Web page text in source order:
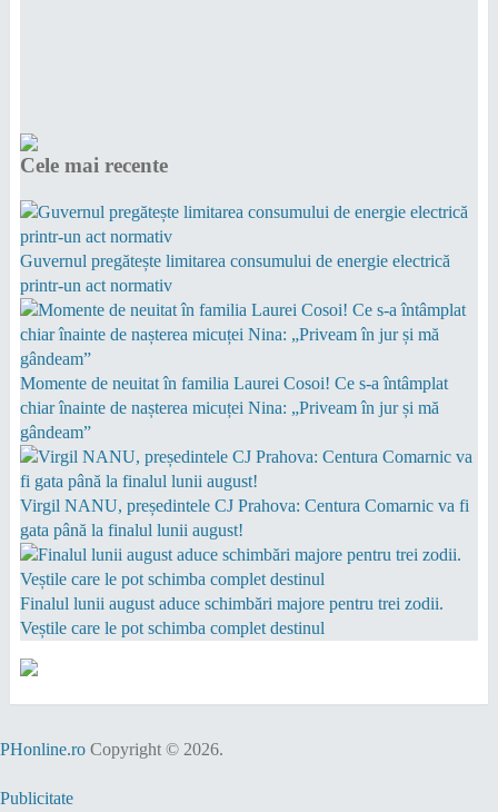
Cele mai recente
Guvernul pregătește limitarea consumului de energie electrică
printr-un act normativ
Momente de neuitat în familia Laurei Cosoi! Ce s-a întâmplat
chiar înainte de nașterea micuței Nina: „Priveam în jur și mă
gândeam”
Virgil NANU, președintele CJ Prahova: Centura Comarnic va fi
gata până la finalul lunii august!
Finalul lunii august aduce schimbări majore pentru trei zodii.
Veștile care le pot schimba complet destinul
PHonline.ro Copyright © 2026.
Publicitate